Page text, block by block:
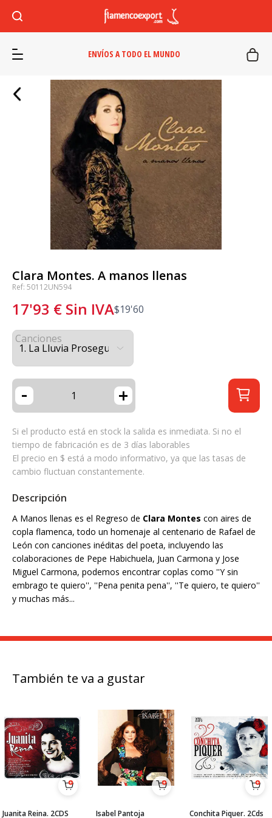
ENVÍOS A TODO EL MUNDO
Clara Montes. A manos llenas
Ref: 50112UN594
17'93 € Sin IVA$19'60
Canciones
- +
Si el producto está en stock la salida es inmediata. Si no el
tiempo de fabricación es de 3 días laborables
El precio en $ está a modo informativo, ya que las tasas de
cambio fluctuan constantemente.
Descripción
A Manos llenas es el Regreso de Clara Montes con aires de
copla flamenca, todo un homenaje al centenario de Rafael de
León con canciones inéditas del poeta, incluyendo las
colaboraciones de Pepe Habichuela, Juan Carmona y Jose
Miguel Carmona, podemos encontrar coplas como ''Y sin
embrago te quiero'', ''Pena penita pena'', ''Te quiero, te quiero''
y muchas más...
También te va a gustar
Juanita Reina. 2CDS Isabel Pantoja Conchita Piquer. 2Cds